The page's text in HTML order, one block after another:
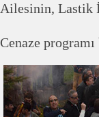
Ailesinin, Lastik
Cenaze